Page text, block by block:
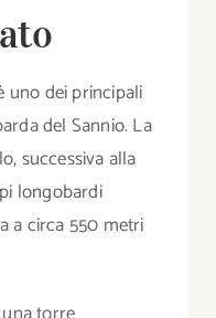
uno dei principali
del Sannio. La
successiva alla
longobardi
a circa 550 metri